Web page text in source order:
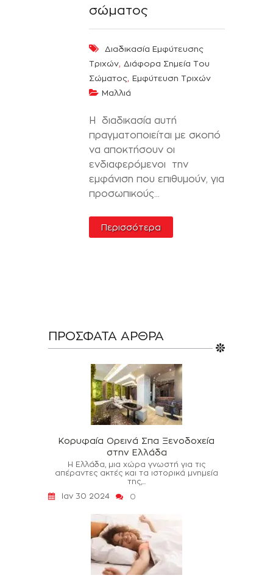
σώματος
Διαδικασία Εμφύτευσης
Τριχών, Διάφορα Σημεία Του
Σώματος, Εμφύτευση Τριχών
Μαλλιά
Η διαδικασία αυτή
πραγματοποιείται με σκοπό
να αποκτήσουν οι
ενδιαφερόμενοι την
εμφάνιση που επιθυμούν, για
προσωπικούς...
Περισσότερα
ΠΡΌΣΦΑΤΑ ΆΡΘΡΑ
Κορυφαία Ορεινά Σπα Ξενοδοχεία
στην Ελλάδα
Η Ελλάδα, μια χώρα γνωστή για τις
απέραντες ακτές και τα ιστορικά μνημεία
της,...
Ιαν 30 2024
0